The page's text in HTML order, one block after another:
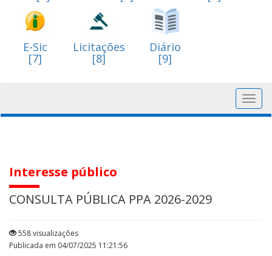
E-Sic
[7]
Licitações
[8]
Diário
[9]
Interesse público
CONSULTA PÚBLICA PPA 2026-2029
558 visualizações
Publicada em 04/07/2025 11:21:56